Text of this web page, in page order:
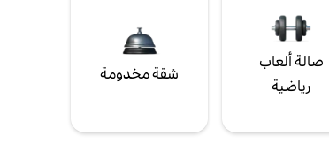
صالة ألعاب
رياضية
شقة مخدومة